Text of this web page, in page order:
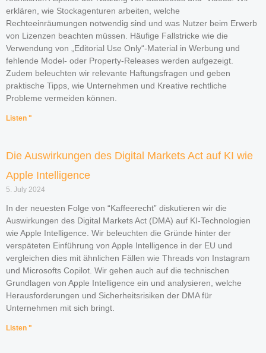
erklären, wie Stockagenturen arbeiten, welche
Rechteeinräumungen notwendig sind und was Nutzer beim Erwerb
von Lizenzen beachten müssen. Häufige Fallstricke wie die
Verwendung von „Editorial Use Only“-Material in Werbung und
fehlende Model- oder Property-Releases werden aufgezeigt.
Zudem beleuchten wir relevante Haftungsfragen und geben
praktische Tipps, wie Unternehmen und Kreative rechtliche
Probleme vermeiden können.
Listen "
Die Auswirkungen des Digital Markets Act auf KI wie
Apple Intelligence
5. July 2024
In der neuesten Folge von “Kaffeerecht” diskutieren wir die
Auswirkungen des Digital Markets Act (DMA) auf KI-Technologien
wie Apple Intelligence. Wir beleuchten die Gründe hinter der
verspäteten Einführung von Apple Intelligence in der EU und
vergleichen dies mit ähnlichen Fällen wie Threads von Instagram
und Microsofts Copilot. Wir gehen auch auf die technischen
Grundlagen von Apple Intelligence ein und analysieren, welche
Herausforderungen und Sicherheitsrisiken der DMA für
Unternehmen mit sich bringt.
Listen "